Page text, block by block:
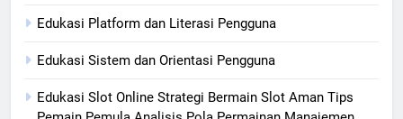
Edukasi Platform dan Literasi Pengguna
Edukasi Sistem dan Orientasi Pengguna
Edukasi Slot Online Strategi Bermain Slot Aman Tips